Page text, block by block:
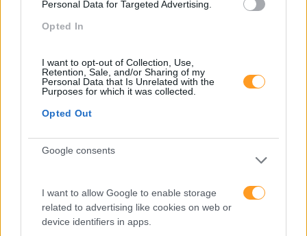
Personal Data for Targeted Advertising.
Opted In
I want to opt-out of Collection, Use,
Retention, Sale, and/or Sharing of my
Personal Data that Is Unrelated with the
Purposes for which it was collected.
Opted Out
Google consents
I want to allow Google to enable storage
related to advertising like cookies on web or
device identifiers in apps.
Categorias Blog
Aprendizagem
Artigo De Opinião
Cultura
Desenvolvimento De Competências
Entrevista